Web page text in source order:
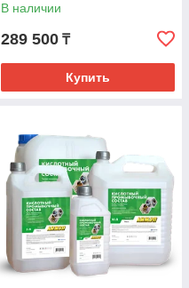
В наличии
289 500 ₸
Купить